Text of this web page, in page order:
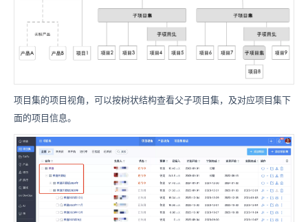
项目集的项目视角，可以按树状结构查看父子项目集，及对应项目集下
面的项目信息。